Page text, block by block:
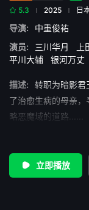
5.3 2025 日
导演:
中重俊祐
演员:
三川华月
平川大辅
银河万丈
描述:
转职为暗影君
了治愈生病的母亲，
略恶魔域的道路......
立即播放